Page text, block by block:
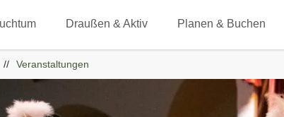
Draußen & Aktiv Planen & Buchen
Veranstaltungen